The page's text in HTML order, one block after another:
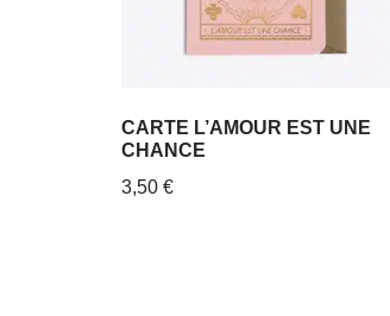
CARTE L’AMOUR EST UNE
CHANCE
3,50 €